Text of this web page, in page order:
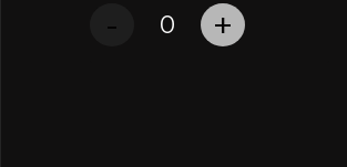
- +